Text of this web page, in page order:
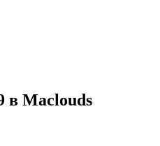
в Maclouds